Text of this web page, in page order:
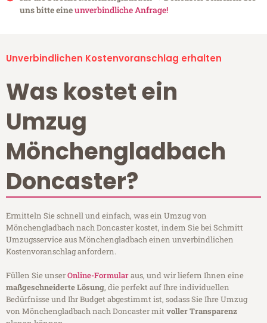
uns bitte eineunverbindliche Anfrage!
Unverbindlichen Kostenvoranschlag erhalten
Was kostet ein
Umzug
Mönchengladbach
Doncaster?
Ermitteln Sie schnell und einfach, was ein Umzug von
Mönchengladbach nach Doncaster kostet, indem Sie bei Schmitt
Umzugsservice aus Mönchengladbach einen unverbindlichen
Kostenvoranschlag anfordern.
Füllen Sie unserOnline-Formularaus, und wir liefern Ihnen eine
maßgeschneiderte Lösung, die perfekt auf Ihre individuellen
Bedürfnisse und Ihr Budget abgestimmt ist, sodass Sie Ihre Umzug
von Mönchengladbach nach Doncaster mitvoller Transparenz